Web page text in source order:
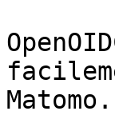
Matomo.